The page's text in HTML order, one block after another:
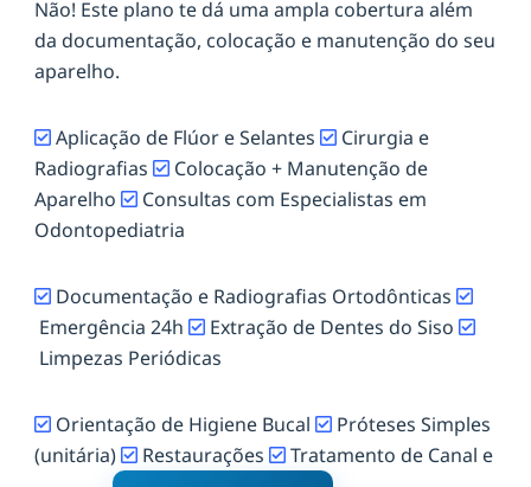
Não! Este plano te dá uma ampla cobertura além
da documentação, colocação e manutenção do seu
aparelho.
Aplicação de Flúor e Selantes
Cirurgia e
Radiografias
Colocação + Manutenção de
Aparelho
Consultas com Especialistas em
Odontopediatria
Documentação e Radiografias Ortodônticas
Emergência 24h
Extração de Dentes do Siso
Limpezas Periódicas
Orientação de Higiene Bucal
Próteses Simples
(unitária)
Restaurações Tratamento de Canal e